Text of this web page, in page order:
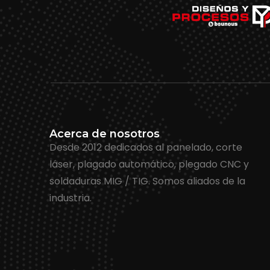
Acerca de nosotros
Desde 2012 dedicados al panelado, corte
láser, plagado automático, plegado CNC y
soldaduras MIG / TIG. Somos aliados de la
industria.